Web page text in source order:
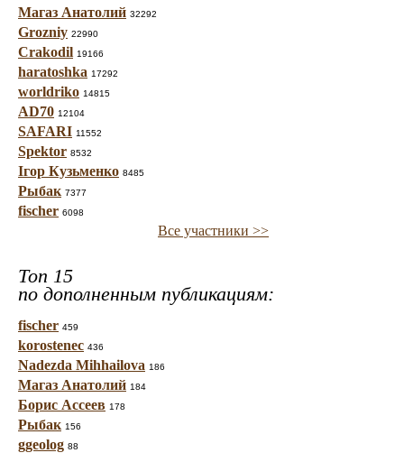
Магаз Анатолий 32292
Grozniy 22990
Crakodil 19166
haratoshka 17292
worldriko 14815
AD70 12104
SAFARI 11552
Spektor 8532
Ігор Кузьменко 8485
Рыбак 7377
fischer 6098
Все участники >>
Топ 15
по дополненным публикациям:
fischer 459
korostenec 436
Nadezda Mihhailova 186
Магаз Анатолий 184
Борис Ассеев 178
Рыбак 156
ggeolog 88